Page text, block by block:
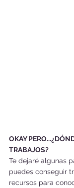
OKAY
TRABAJOS?
Te dejaré algunas
puedes conseguir
recursos para